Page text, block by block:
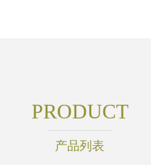
PRODUCT
产品列表